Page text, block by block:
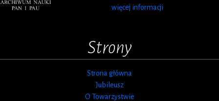
więcej informacji
Strony
Strona główna
Jubileusz
O Towarzystwie